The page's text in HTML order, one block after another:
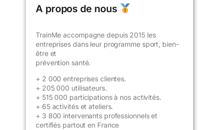
A propos de nous
TrainMe accompagne depuis 2015 les
entreprises dans leur programme sport, bien-
être et
prévention santé.
+ 2 000 entreprises clientes.
+ 205 000 utilisateurs.
+ 515 000 participations à nos activités.
+ 65 activités et ateliers.
+ 3 800 intervenants professionnels et
certifiés partout en France